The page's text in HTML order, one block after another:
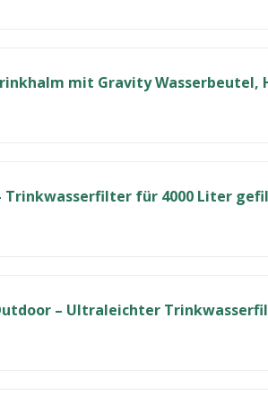
mit Gravity Wasserbeutel,